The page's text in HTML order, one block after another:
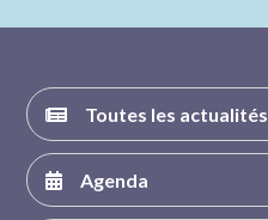
Toutes les actualités
Agenda